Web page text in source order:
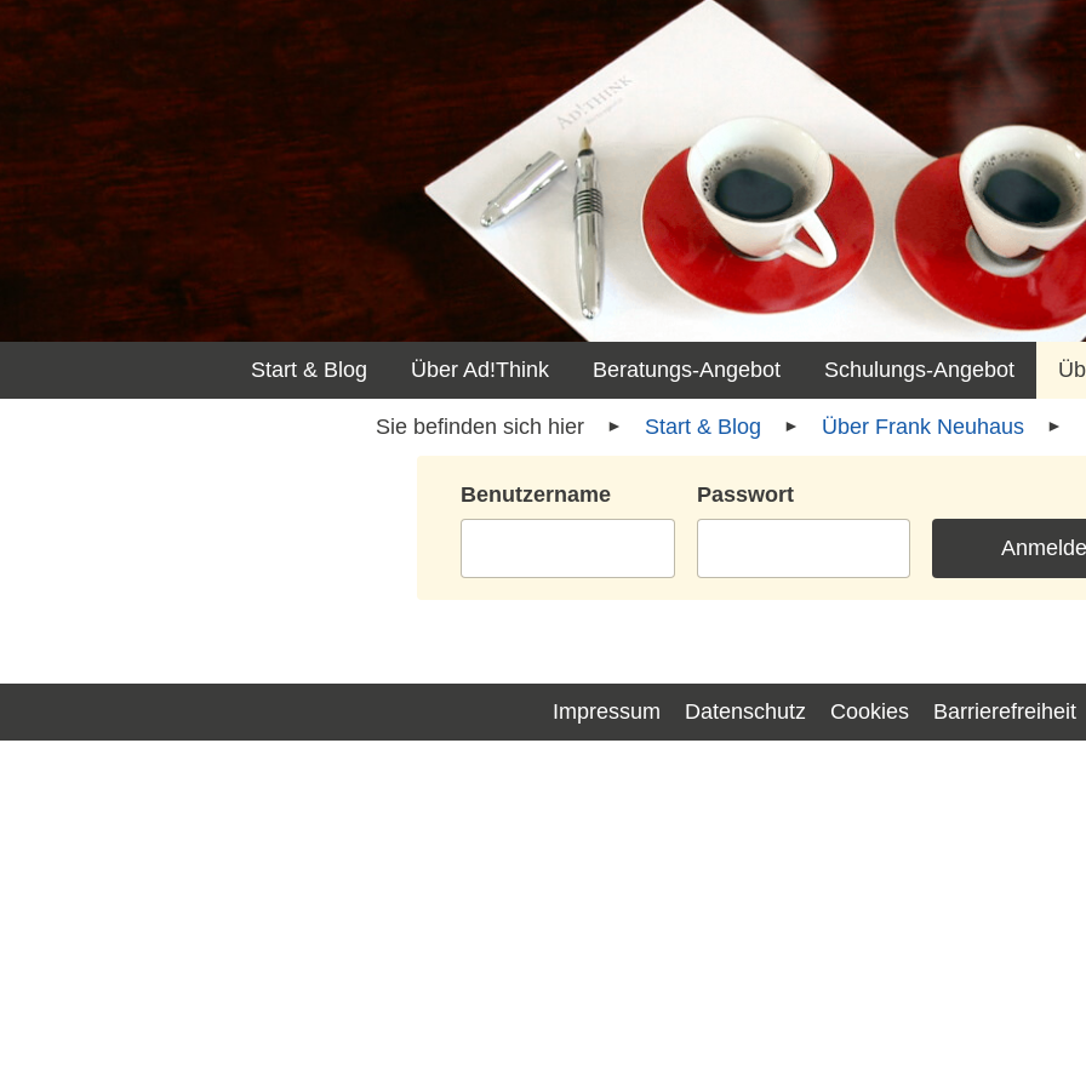
Start & Blog Über Ad!Think Beratungs-Angebot Schulungs-Angebot
Start & Blog Über Frank Neuhaus
Benutzername Passwort
Impressum Datenschutz Cookies Barrierefreiheit